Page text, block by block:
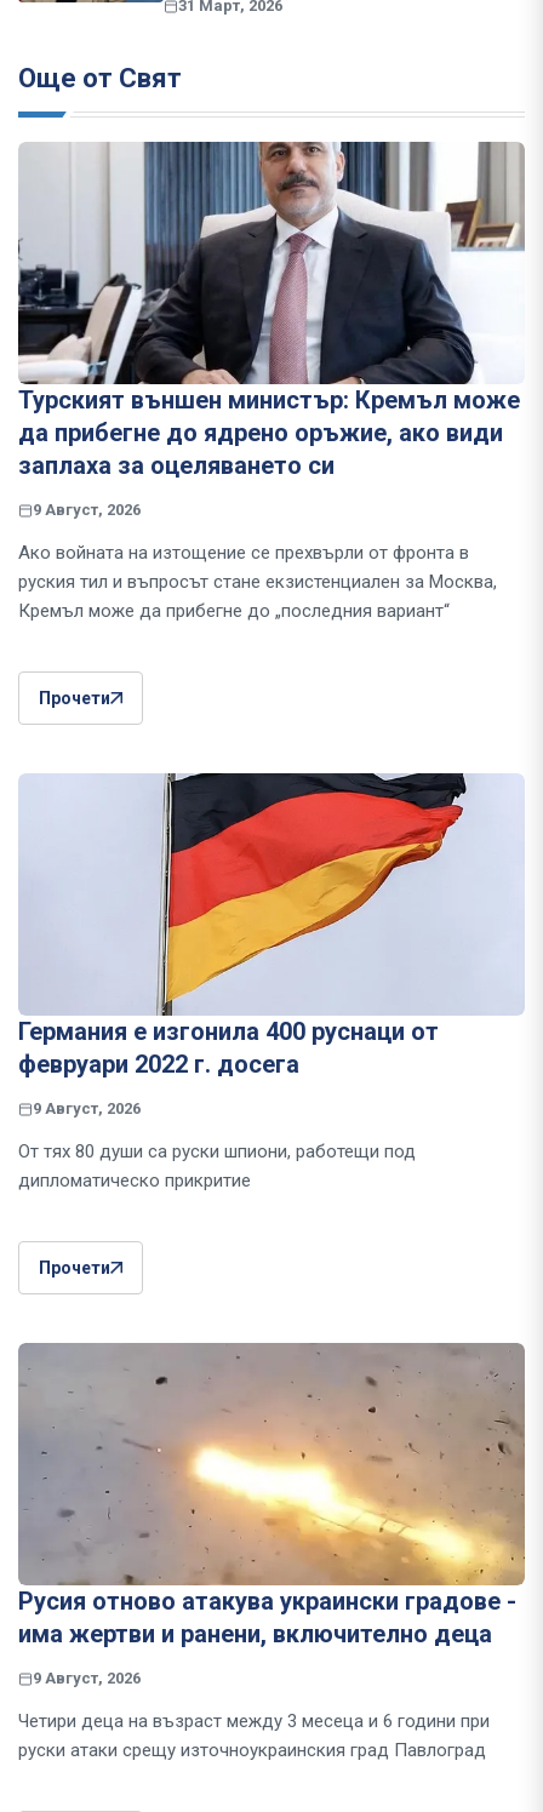
31 Март, 2026
Още от Свят
Турският външен министър: Кремъл може
да прибегне до ядрено оръжие, ако види
заплаха за оцеляването си
9 Август, 2026
Ако войната на изтощение се прехвърли от фронта в
руския тил и въпросът стане екзистенциален за Москва,
Кремъл може да прибегне до „последния вариант“
Прочети
Германия е изгонила 400 руснаци от
февруари 2022 г. досега
9 Август, 2026
От тях 80 души са руски шпиони, работещи под
дипломатическо прикритие
Прочети
Русия отново атакува украински градове -
има жертви и ранени, включително деца
9 Август, 2026
Четири деца на възраст между 3 месеца и 6 години при
руски атаки срещу източноукраинския град Павлоград